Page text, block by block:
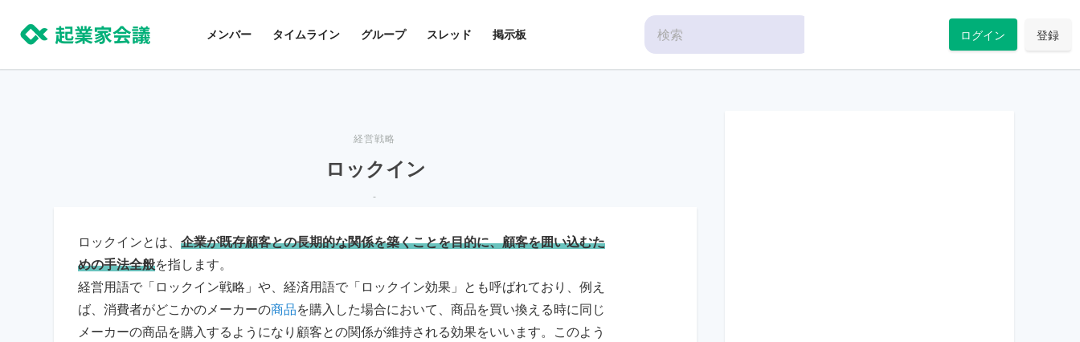
メンバー タイムライン グループ スレッド 掲示板
Search
for:
ログイン 登録
経営戦略
ロックイン
-
ロックインとは、 企業が既存顧客との長期的な関係を築くことを目的に、顧客を囲い込むた
めの手法全般を指します。
経営用語で「ロックイン戦略」や、経済用語で「ロックイン効果」とも呼ばれており、例え
ば、消費者がどこかのメーカーの商品を購入した場合において、商品を買い換える時に同じ
メーカーの商品を購入するようになり顧客との関係が維持される効果をいいます。このよう